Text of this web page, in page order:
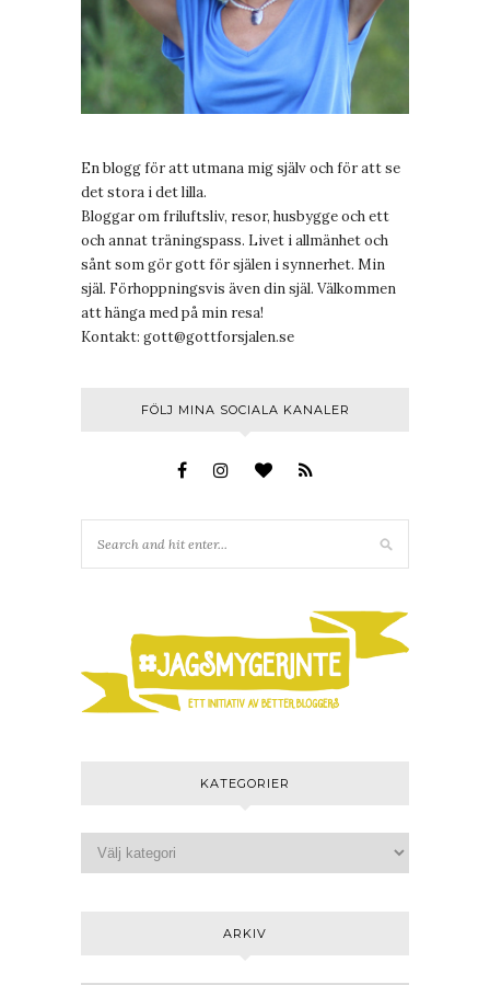
En blogg för att utmana mig själv och för att se
det stora i det lilla.
Bloggar om friluftsliv, resor, husbygge och ett
och annat träningspass. Livet i allmänhet och
sånt som gör gott för själen i synnerhet. Min
själ. Förhoppningsvis även din själ. Välkommen
att hänga med på min resa!
Kontakt: gott@gottforsjalen.se
FÖLJ MINA SOCIALA KANALER
KATEGORIER
ARKIV